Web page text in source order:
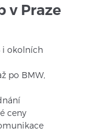
v Praze
i okolních
po BMW,
ceny